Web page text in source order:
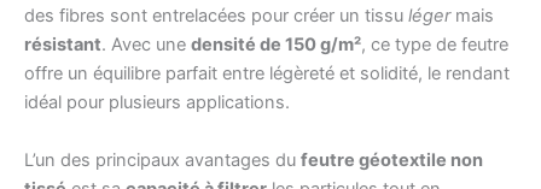
des fibres sont entrelacées pour créer un tissu légermais
résistant. Avec une densité de 150 g/m², ce type de feutre
offre un équilibre parfait entre légèreté et solidité, le rendant
idéal pour plusieurs applications.
L’un des principaux avantages du feutre géotextile non